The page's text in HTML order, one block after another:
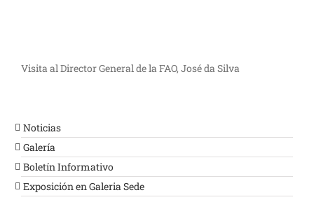
Visita al Director General de la FAO, José da Silva
Noticias
Galería
Boletín Informativo
Exposición en Galeria Sede